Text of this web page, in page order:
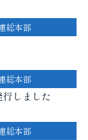
総本部
総本部
しました
総本部